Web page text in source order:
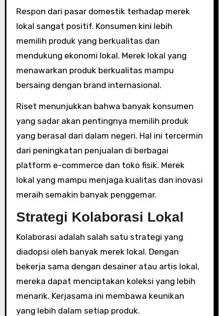
Respon dari pasar domestik terhadap merek
lokal sangat positif. Konsumen kini lebih
memilih produk yang berkualitas dan
mendukung ekonomi lokal. Merek lokal yang
menawarkan produk berkualitas mampu
bersaing dengan brand internasional.
Riset menunjukkan bahwa banyak konsumen
yang sadar akan pentingnya memilih produk
yang berasal dari dalam negeri. Hal ini tercermin
dari peningkatan penjualan di berbagai
platform e-commerce dan toko fisik. Merek
lokal yang mampu menjaga kualitas dan inovasi
meraih semakin banyak penggemar.
Strategi Kolaborasi Lokal
Kolaborasi adalah salah satu strategi yang
diadopsi oleh banyak merek lokal. Dengan
bekerja sama dengan desainer atau artis lokal,
mereka dapat menciptakan koleksi yang lebih
menarik. Kerjasama ini membawa keunikan
yang lebih dalam setiap produk.